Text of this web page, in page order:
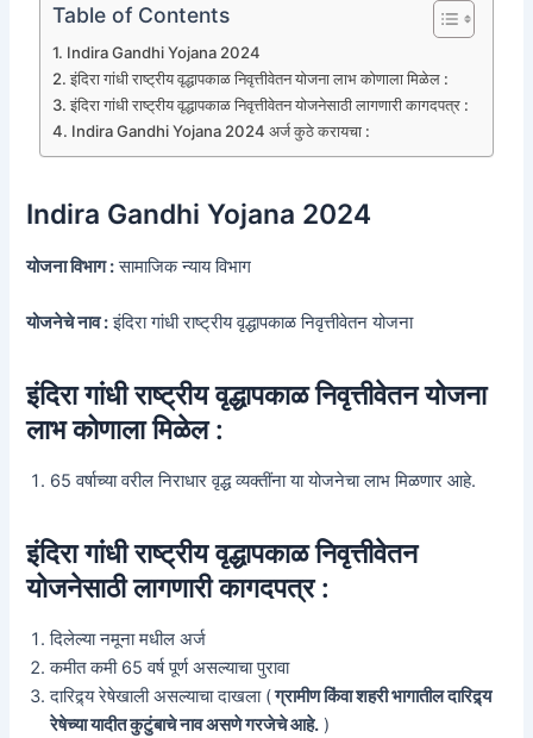
Table of Contents
Indira Gandhi Yojana 2024
इंदिरा गांधी राष्ट्रीय वृद्धापकाळ निवृत्तीवेतन योजना लाभ कोणाला मिळेल :
इंदिरा गांधी राष्ट्रीय वृद्धापकाळ निवृत्तीवेतन योजनेसाठी लागणारी कागदपत्र :
Indira Gandhi Yojana 2024 अर्ज कुठे करायचा :
Indira Gandhi Yojana 2024
योजना विभाग :सामाजिक न्याय विभाग
योजनेचे नाव :इंदिरा गांधी राष्ट्रीय वृद्धापकाळ निवृत्तीवेतन योजना
इंदिरा गांधी राष्ट्रीय वृद्धापकाळ निवृत्तीवेतन योजना
लाभ कोणाला मिळेल :
65 वर्षाच्या वरील निराधार वृद्ध व्यक्तींना या योजनेचा लाभ मिळणार आहे.
इंदिरा गांधी राष्ट्रीय वृद्धापकाळ निवृत्तीवेतन
योजनेसाठी लागणारी कागदपत्र :
दिलेल्या नमूना मधील अर्ज
कमीत कमी 65 वर्ष पूर्ण असल्याचा पुरावा
दारिद्र्य रेषेखाली असल्याचा दाखला (ग्रामीण किंवा शहरी भागातील दारिद्र्य
रेषेच्या यादीत कुटुंबाचे नाव असणे गरजेचे आहे. )